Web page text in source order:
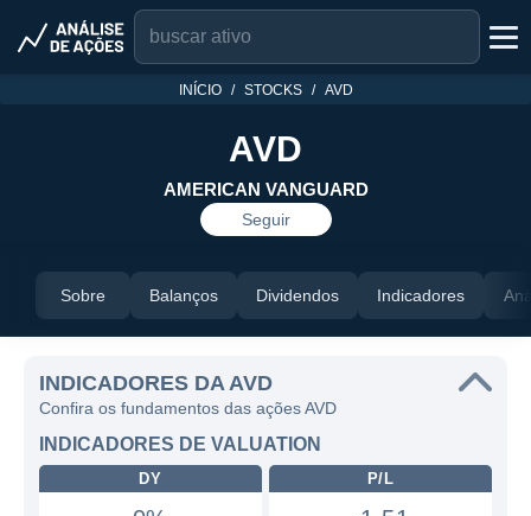
INÍCIO STOCKS AVD
AVD
AMERICAN VANGUARD
Seguir
Sobre Balanços Dividendos Indicadores
INDICADORES DA AVD
Confira os fundamentos das ações AVD
INDICADORES DE VALUATION
DY P/L